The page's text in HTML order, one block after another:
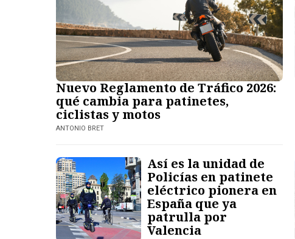
Nuevo Reglamento de Tráfico 2026:
qué cambia para patinetes,
ciclistas y motos
ANTONIO BRET
Así es la unidad de
Policías en patinete
eléctrico pionera en
España que ya
patrulla por
Valencia